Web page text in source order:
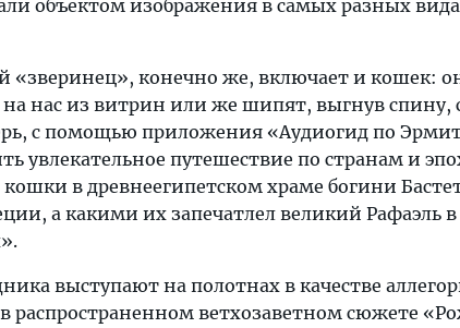
объектом изображения в самых разных
конечно же, включает и кошек:
нас из витрин или же шипят, выгнув спину,
с помощью приложения «Аудиогид по
увлекательное путешествие по странам и
кошки в древнеегипетском храме богини
а какими их запечатлел великий Рафаэль в
выступают на полотнах в качестве
распространенном ветхозаветном сюжете